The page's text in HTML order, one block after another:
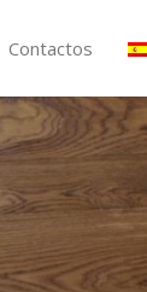
Contactos